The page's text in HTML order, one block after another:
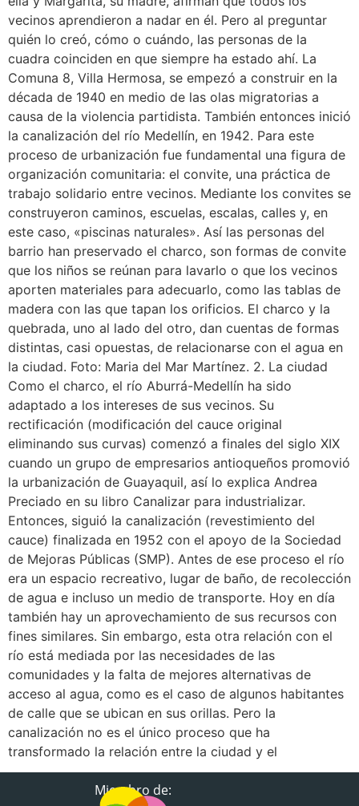
vecinos aprendieron a nadar en él. Pero al preguntar
quién lo creó, cómo o cuándo, las personas de la
cuadra coinciden en que siempre ha estado ahí. La
Comuna 8, Villa Hermosa, se empezó a construir en la
década de 1940 en medio de las olas migratorias a
causa de la violencia partidista. También entonces inició
la canalización del río Medellín, en 1942. Para este
proceso de urbanización fue fundamental una figura de
organización comunitaria: el convite, una práctica de
trabajo solidario entre vecinos. Mediante los convites se
construyeron caminos, escuelas, escalas, calles y, en
este caso, «piscinas naturales». Así las personas del
barrio han preservado el charco, son formas de convite
que los niños se reúnan para lavarlo o que los vecinos
aporten materiales para adecuarlo, como las tablas de
madera con las que tapan los orificios. El charco y la
quebrada, uno al lado del otro, dan cuentas de formas
distintas, casi opuestas, de relacionarse con el agua en
la ciudad. Foto: Maria del Mar Martínez. 2. La ciudad
Como el charco, el río Aburrá-Medellín ha sido
adaptado a los intereses de sus vecinos. Su
rectificación (modificación del cauce original
eliminando sus curvas) comenzó a finales del siglo XIX
cuando un grupo de empresarios antioqueños promovió
la urbanización de Guayaquil, así lo explica Andrea
Preciado en su libro Canalizar para industrializar.
Entonces, siguió la canalización (revestimiento del
cauce) finalizada en 1952 con el apoyo de la Sociedad
de Mejoras Públicas (SMP). Antes de ese proceso el río
era un espacio recreativo, lugar de baño, de recolección
de agua e incluso un medio de transporte. Hoy en día
también hay un aprovechamiento de sus recursos con
fines similares. Sin embargo, esta otra relación con el
río está mediada por las necesidades de las
comunidades y la falta de mejores alternativas de
acceso al agua, como es el caso de algunos habitantes
de calle que se ubican en sus orillas. Pero la
canalización no es el único proceso que ha
transformado la relación entre la ciudad y el
Miembro de: